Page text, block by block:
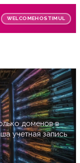
WELCOMEHOSTIMUL
доменов в
учетная запись